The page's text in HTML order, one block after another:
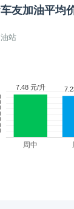
友加油平均
站